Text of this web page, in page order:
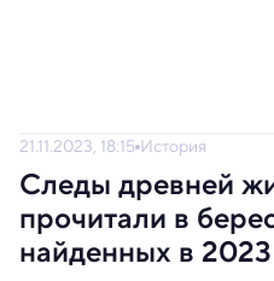
21.11.2023, 18:15 История
Следы древней
прочитали в
найденных в